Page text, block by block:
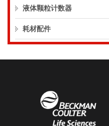
液体颗粒计数器
耗材配件